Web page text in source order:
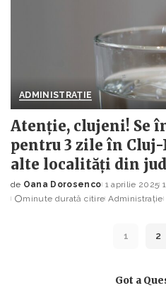
ADMINISTRAȚIE
Atenție, clujeni! Se
pentru 3 zile în
alte localități din
Posted
by
de Oana Dorosenco 1 aprilie 2025
minute durată citire Administrație
1 2
Got a